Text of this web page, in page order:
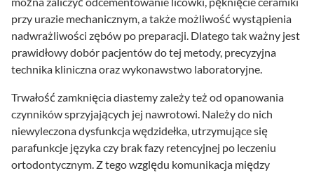
przy urazie mechanicznym, a także możliwość wystąpienia
nadwrażliwości zębów po preparacji. Dlatego tak ważny jest
prawidłowy dobór pacjentów do tej metody, precyzyjna
technika kliniczna oraz wykonawstwo laboratoryjne.
Trwałość zamknięcia diastemy zależy też od opanowania
czynników sprzyjających jej nawrotowi. Należy do nich
niewyleczona dysfunkcja wędzidełka, utrzymujące się
parafunkcje języka czy brak fazy retencyjnej po leczeniu
ortodontycznym. Z tego względu komunikacja między